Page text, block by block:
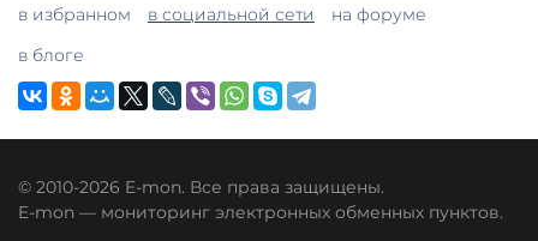
в избранном в социальной сети
на форуме
в блоге
© 2010-2026 E-mon. Все права защищены.
E-mon — мониторинг электронных обменных пунктов.